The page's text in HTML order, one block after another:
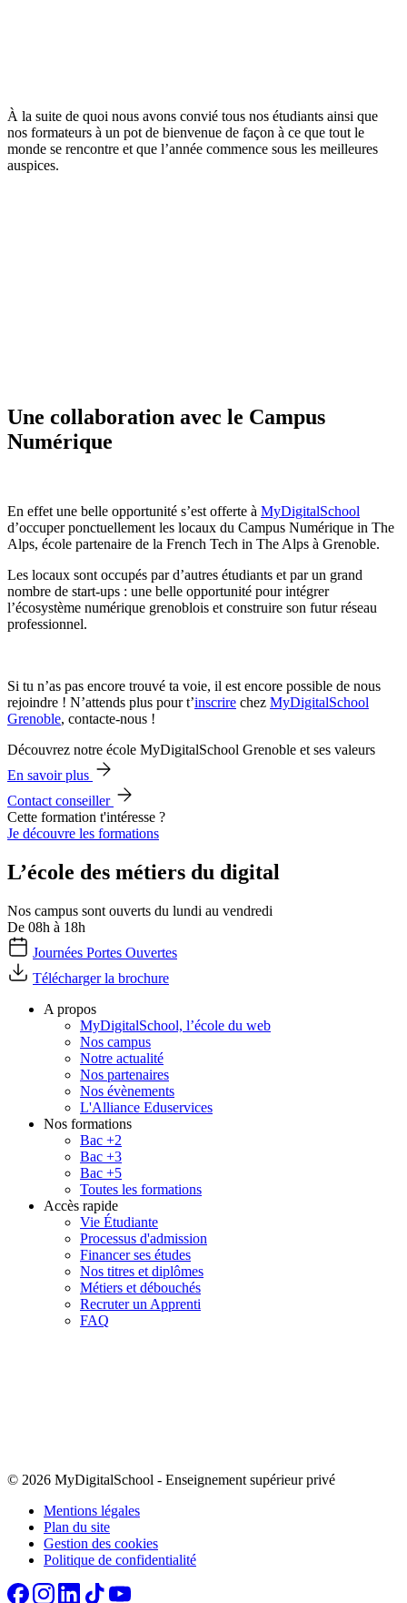
À la suite de quoi nous avons convié tous nos étudiants ainsi que
nos formateurs à un pot de bienvenue de façon à ce que tout le
monde se rencontre et que l’année commence sous les meilleures
auspices.
Une collaboration avec le Campus
Numérique
En effet une belle opportunité s’est offerte à MyDigitalSchool
d’occuper ponctuellement les locaux du Campus Numérique in The
Alps, école partenaire de la French Tech in The Alps à Grenoble.
Les locaux sont occupés par d’autres étudiants et par un grand
nombre de start-ups : une belle opportunité pour intégrer
l’écosystème numérique grenoblois et construire son futur réseau
professionnel.
Si tu n’as pas encore trouvé ta voie, il est encore possible de nous
rejoindre ! N’attends plus pour t’inscrire chez MyDigitalSchool
Grenoble, contacte-nous !
Découvrez notre école MyDigitalSchool Grenoble et ses valeurs
En savoir plus
Contact conseiller
Cette formation t'intéresse ?
Je découvre les formations
L’école des métiers du digital
Nos campus sont ouverts du lundi au vendredi
De 08h à 18h
Journées Portes Ouvertes
Télécharger la brochure
A propos
MyDigitalSchool, l’école du web
Nos campus
Notre actualité
Nos partenaires
Nos évènements
L'Alliance Eduservices
Nos formations
Bac +2
Bac +3
Bac +5
Toutes les formations
Accès rapide
Vie Étudiante
Processus d'admission
Financer ses études
Nos titres et diplômes
Métiers et débouchés
Recruter un Apprenti
FAQ
© 2026 MyDigitalSchool - Enseignement supérieur privé
Mentions légales
Plan du site
Gestion des cookies
Politique de confidentialité